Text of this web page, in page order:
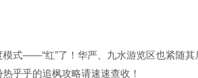
式——“红”了！华严、九水游览区也紧随
乎乎的追枫攻略请速速查收！